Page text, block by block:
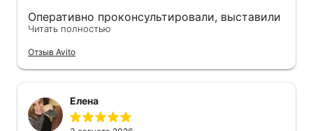
Оперативно проконсультировали, выставили
счёт. Удобно оплачивать по qr-коду. На
пришлось подождать, правда, но песок
свежий. Советую.
Читать полностью
Отзыв Avito
Елена